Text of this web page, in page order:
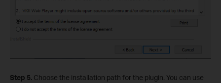
Step 5. Choose the installation path for the plugin. You can use